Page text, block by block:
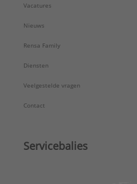
Vacatures
Nieuws
Rensa Family
Diensten
Veelgestelde vragen
Contact
Servicebalies